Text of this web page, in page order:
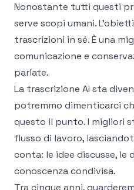
Nonostante tutti questi
serve scopi umani.
trascrizioni in sé. È una
comunicazione e
parlate.
La trascrizione AI sta
potremmo dimenticarci
questo il punto. I migliori
flusso di lavoro,
conta: le idee discusse, le
conoscenza condivisa.
Tra cinque anni,